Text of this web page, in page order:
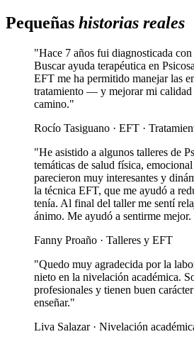
Pequeñas historias reales
"Hace 7 años fui diagnosticada con
Buscar ayuda terapéutica en
EFT me ha permitido manejar las
tratamiento — y mejorar mi calidad
camino."
Rocío Tasiguano · EFT ·
"He asistido a algunos talleres de
temáticas de salud física,
parecieron muy interesantes y
la técnica EFT, que me ayudó a
tenía. Al final del taller me sentí
ánimo. Me ayudó a sentirme
Fanny Proaño · Talleres y EFT
"Quedo muy agradecida por la
nieto en la nivelación académica.
profesionales y tienen buen
enseñar."
Liva Salazar · Nivelación